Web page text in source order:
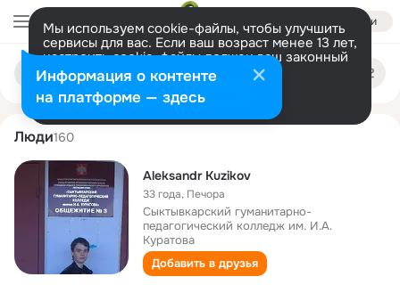
Войти
Мы используем cookie-файлы, чтобы улучшить
сервисы для вас. Если ваш возраст менее 13 лет,
настроить cookie-файлы должен ваш законный
представитель. Больше информации
Разрешить все Настроить
Поиск
людям
aleksandr kuzikov
Люди160
Aleksandr Kuzikov
33 года, Печора
Сыктывкарский гуманитарно-
педагогический колледж им. И.А.
Куратова
Добавить в друзья
Информация о контенте
на платформе — здесь